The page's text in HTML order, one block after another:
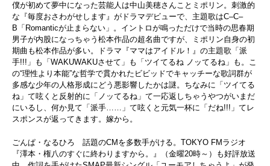
僕が初めて夢中になった芸能人は中山美穂さんことミポリン。刺激的
な『毎度おさわがせします』がドラマデビューで、主題歌はC‒C‒
B「Romanticが止まらない」。イントロが鳴っただけで当時の思春期
男子が内股になっちゃう松本作品の超名曲ですが、ミポリン自身の初
期曲も松本作品が多い。ドラマ『ママはアイドル！』の主題歌「派
手!!!」も「WAKUWAKUさせて」も「ツイてるね ノッてるね」も。こ
の“理性より本能”な哲学で貫かれたビビッドでキャッチーな歌詞群が
多感な少年の人格形成にどう悪影響したかは謎。ちなみに「ツイてる
ね」て呟くと反射的に「ノッてるね」て一応返しちゃうやつがいまだ
にいるし、何か見て「派手……」て呟くと元気一杯に「だね!!!」てレ
スポンスが返ってきます。嫁から。
ごんぱ・なるひろ 話題のCMを多数手がける。TOKYO FMラジオ
『澤本・権八のすぐに終わりますから。』（金曜20時～）も好評放送